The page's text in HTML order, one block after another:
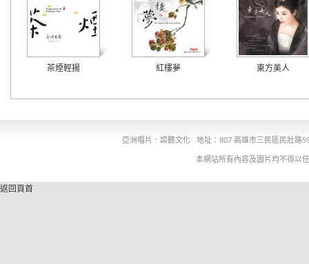
茶煙輕揚 紅樓夢 東方美人
亞洲唱片．諦聽文化
地址：807 高雄市三民區民壯路
本網站所有內容及圖片均不得以
返回頁首